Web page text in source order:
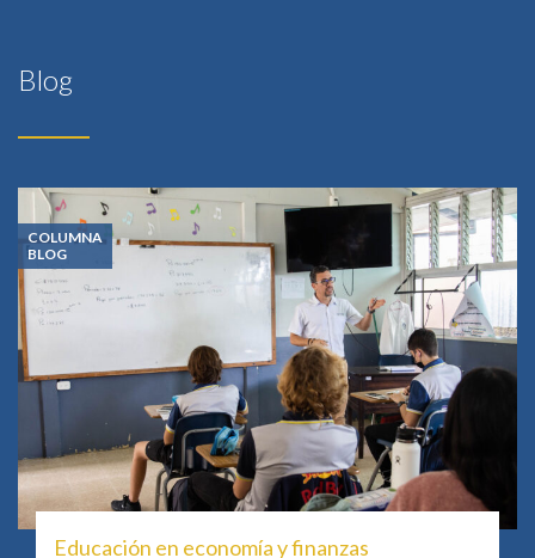
Blog
COLUMNA
BLOG
Educación en economía y finanzas